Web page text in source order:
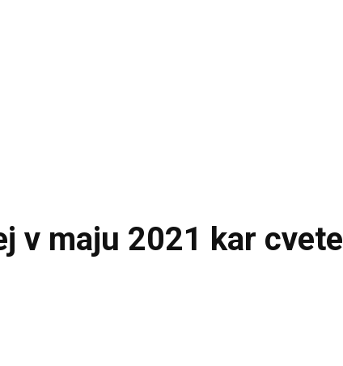
v maju 2021 kar cvete